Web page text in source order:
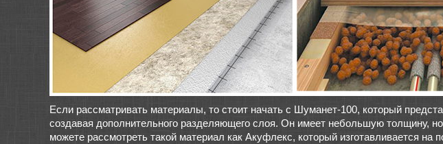
Если рассматривать материалы, то стоит начать с Шуманет-100, который
создавая дополнительного разделяющего слоя. Он имеет небольшую толщину,
можете рассмотреть такой материал как Акуфлекс, который изготавливается